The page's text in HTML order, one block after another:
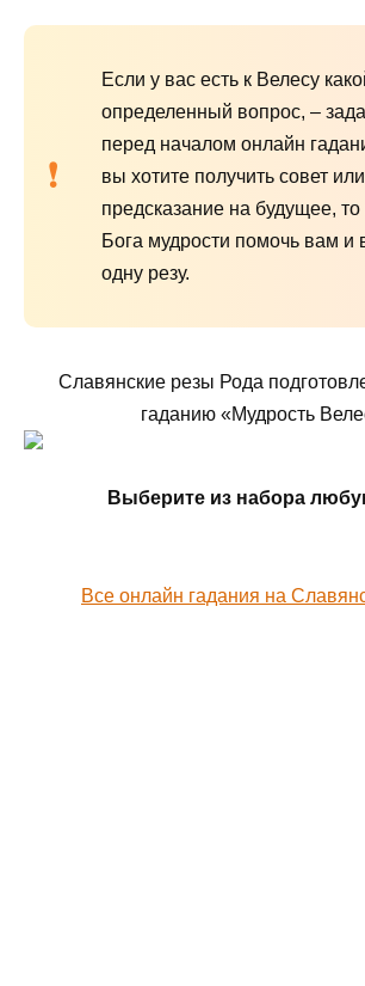
Если у вас есть к Велесу
определенный вопрос, –
перед началом онлайн
вы хотите получить совет или
предсказание на будущее,
Бога мудрости помочь вам и
одну резу.
Славянские резы Рода
гаданию «Мудрость
Выберите из набора
Все онлайн гадания на